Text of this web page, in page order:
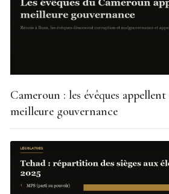
Cameroun : les évêques
meilleure gouvernance